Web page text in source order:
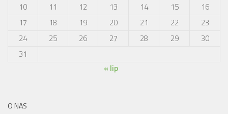
10
11 12 13 14 15
16
17
18 19 20 21 22
23
24
25 26 27 28 29
30
31
« lip
O NAS